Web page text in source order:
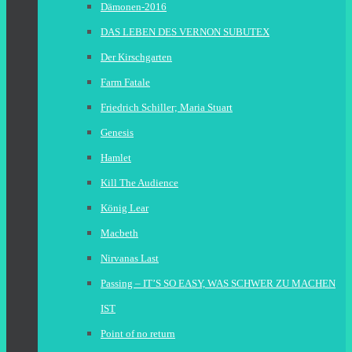
Dämonen-2016
DAS LEBEN DES VERNON SUBUTEX
Der Kirschgarten
Farm Fatale
Friedrich Schiller; Maria Stuart
Genesis
Hamlet
Kill The Audience
König Lear
Macbeth
Nirvanas Last
Passing – IT’S SO EASY, WAS SCHWER ZU MACHEN
IST
Point of no return